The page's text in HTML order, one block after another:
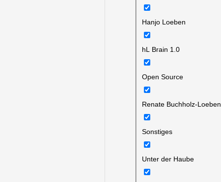
Hanjo Loeben
hL Brain 1.0
Open Source
Renate Buchholz-Loeben
Sonstiges
Unter der Haube